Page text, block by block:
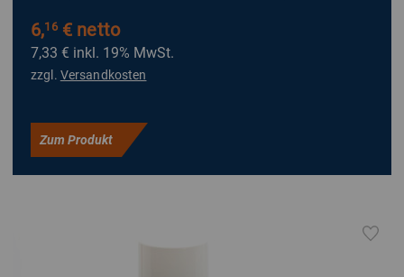
6,16€ netto
7,33 € inkl. 19% MwSt.
zzgl. Versandkosten
Zum Produkt